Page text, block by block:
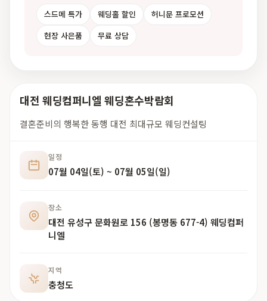
스드메 특가 웨딩홀 할인
허니문 프로모션
현장 사은품
무료 상담
대전 웨딩컴퍼니엘 웨딩혼수박람회
결혼준비의 행복한 동행 대전 최대규모 웨딩컨설팅
일정
07월 04일(토) ~ 07월 05일(일)
장소
대전 유성구 문화원로 156 (봉명동 677-4) 웨딩컴퍼
니엘
지역
충청도